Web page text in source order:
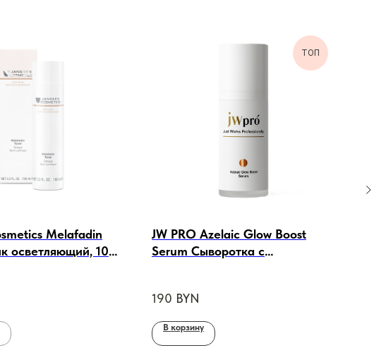
Melafadin
осветляющий, 100
ТОП
JW PRO Azelaic Glow Boost
Serum Сыворотка с
190 BYN
В корзину